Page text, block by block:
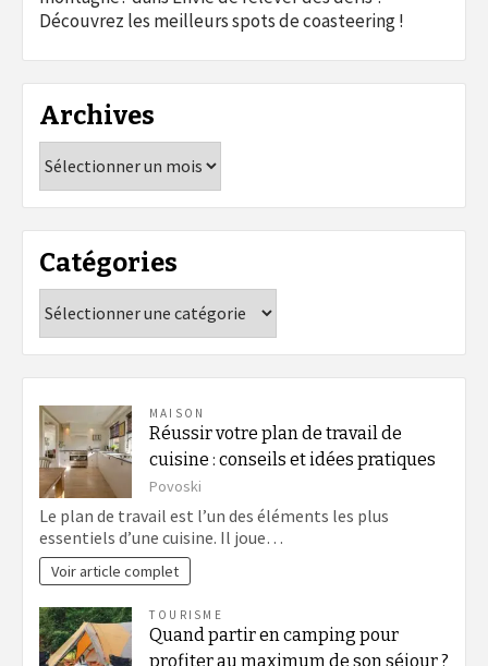
Découvrez les meilleurs spots de coasteering !
Archives
Catégories
MAISON
Réussir votre plan de travail de
cuisine : conseils et idées pratiques
Povoski
Le plan de travail est l’un des éléments les plus
essentiels d’une cuisine. Il joue…
Voir article complet
TOURISME
Quand partir en camping pour
profiter au maximum de son séjour ?